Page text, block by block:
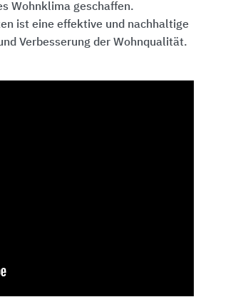
Wohnklima geschaffen.
ist eine effektive und nachhaltige
Verbesserung der Wohnqualität.